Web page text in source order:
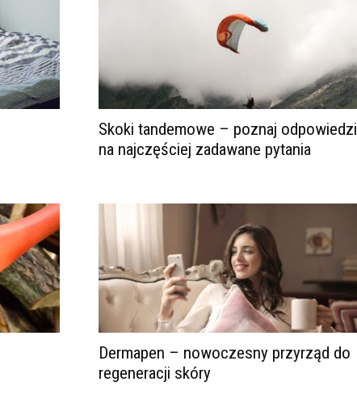
Skoki tandemowe – poznaj odpowiedzi
na najczęściej zadawane pytania
Dermapen – nowoczesny przyrząd do
regeneracji skóry